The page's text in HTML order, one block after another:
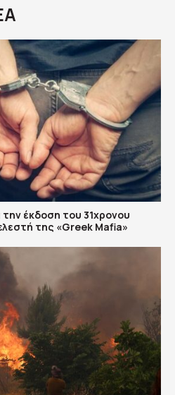
έκδοση του 31χρονου
της «Greek Mafia»